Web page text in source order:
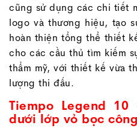
cũng sử dụng các chi tiết
logo và thương hiệu, tạo
hoàn thiện tổng thể thiết
cho các cầu thủ tìm kiếm
thẩm mỹ, với thiết kế vừa
lượng thi đấu.
Tiempo Legend
dưới lớp vỏ bọc